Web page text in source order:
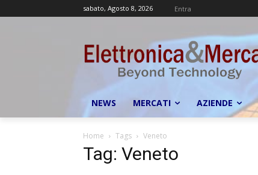
sabato, Agosto 8, 2026 Entra
NEWS MERCATI AZIENDE
Home Tags Veneto
Tag: Veneto